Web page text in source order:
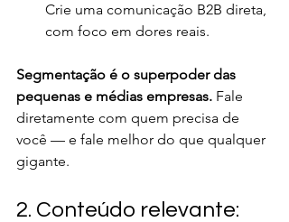
Crie uma comunicação B2B direta,
com foco em dores reais.
Segmentação é o superpoder das
pequenas e médias empresas. Fale
diretamente com quem precisa de
você — e fale melhor do que qualquer
gigante.
2. Conteúdo relevante: